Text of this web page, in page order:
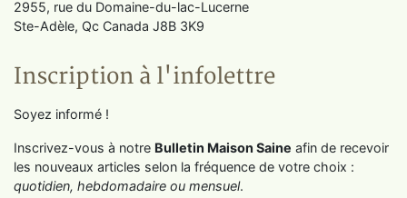
2955, rue du Domaine-du-lac-Lucerne
Ste-Adèle, Qc Canada J8B 3K9
Inscription à l'infolettre
Soyez informé !
Inscrivez-vous à notre Bulletin Maison Saine afin de recevoir
les nouveaux articles selon la fréquence de votre choix :
quotidien, hebdomadaire ou mensuel.